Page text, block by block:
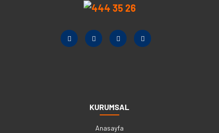
KURUMSAL
Anasayfa